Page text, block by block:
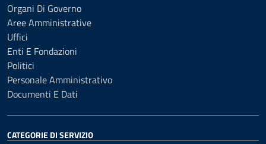
Organi Di Governo
Aree Amministrative
Uffici
Enti E Fondazioni
Politici
Personale Amministrativo
Documenti E Dati
CATEGORIE DI SERVIZIO